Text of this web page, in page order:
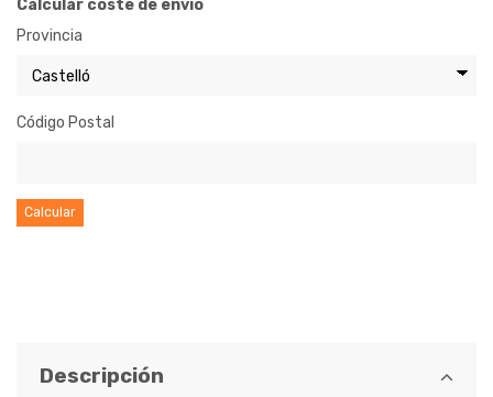
Calcular coste de envío
Provincia
Código Postal
Calcular
Descripción